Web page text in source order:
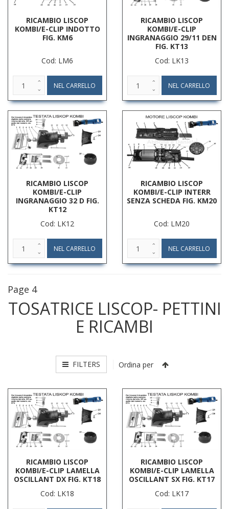
RICAMBIO LISCOP
KOMBI/E-CLIP INDOTTO
FIG. KM6
Cod: LM6
RICAMBIO LISCOP
KOMBI/E-CLIP
INGRANAGGIO 29/11 DEN
FIG. KT13
Cod: LK13
RICAMBIO LISCOP
KOMBI/E-CLIP
INGRANAGGIO 32 D FIG.
KT12
Cod: LK12
RICAMBIO LISCOP
KOMBI/E-CLIP INTERR
SENZA SCHEDA FIG. KM20
Cod: LM20
Page 4
TOSATRICE LISCOP- PETTINI
E RICAMBI
FILTERS Ordina per
RICAMBIO LISCOP
KOMBI/E-CLIP LAMELLA
OSCILLANT DX FIG. KT18
Cod: LK18
RICAMBIO LISCOP
KOMBI/E-CLIP LAMELLA
OSCILLANT SX FIG. KT17
Cod: LK17